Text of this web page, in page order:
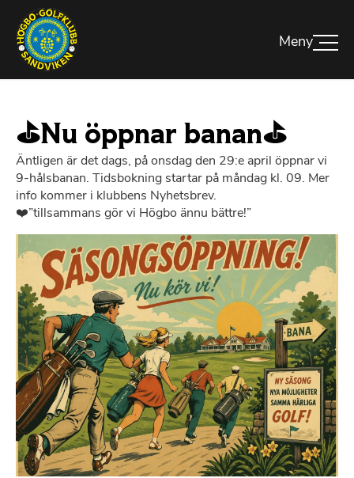
⛳Nu öppnar banan⛳
Äntligen är det dags, på onsdag den 29:e april öppnar vi
9-hålsbanan. Tidsbokning startar på måndag kl. 09. Mer
info kommer i klubbens Nyhetsbrev.
❤️”tillsammans gör vi Högbo ännu bättre!”